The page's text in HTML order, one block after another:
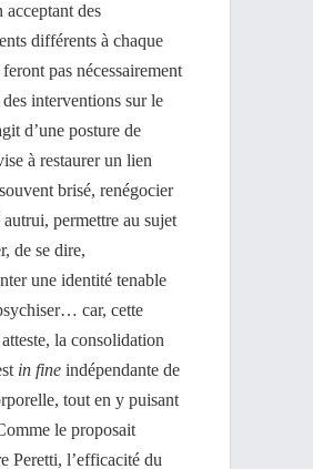
acceptant des
différents à chaque
pas nécessairement
interventions sur le
d’une posture de
à restaurer un lien
brisé, renégocier
permettre au sujet
de se dire,
une identité tenable
car, cette
la consolidation
in fine indépendante de
tout en y puisant
le proposait
Peretti, l’efficacité du